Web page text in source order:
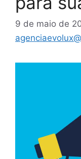
9 de maio de